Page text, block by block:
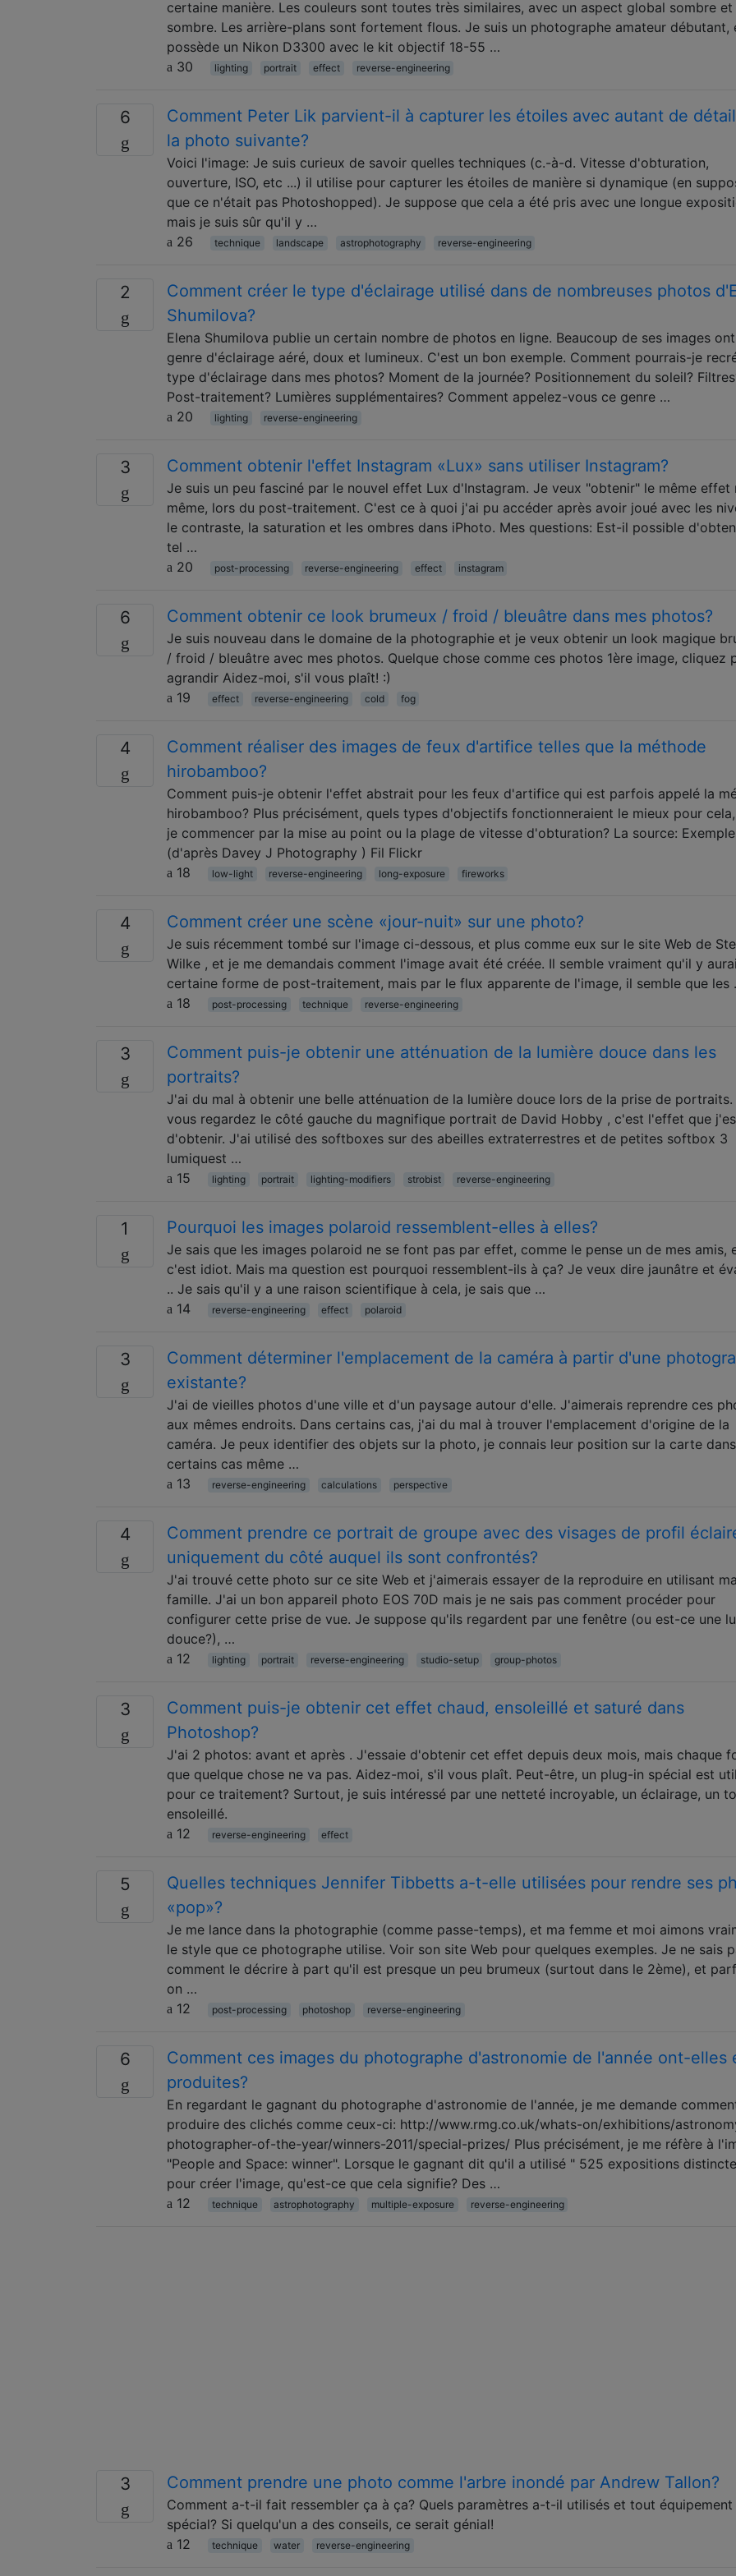
certaine manière. Les couleurs sont toutes très similaires, avec un aspect global sombre et
sombre. Les arrière-plans sont fortement flous. Je suis un photographe amateur débutant,
possède un Nikon D3300 avec le kit objectif 18-55 …
30
lighting portrait effect reverse-engineering
6
Comment Peter Lik parvient-il à capturer les étoiles avec autant de
la photo suivante?
Voici l'image: Je suis curieux de savoir quelles techniques (c.-à-d. Vitesse d'obturation,
ouverture, ISO, etc ...) il utilise pour capturer les étoiles de manière si dynamique (en
que ce n'était pas Photoshopped). Je suppose que cela a été pris avec une longue
mais je suis sûr qu'il y …
26
technique landscape astrophotography reverse-engineering
2
Comment créer le type d'éclairage utilisé dans de nombreuses photos
Shumilova?
Elena Shumilova publie un certain nombre de photos en ligne. Beaucoup de ses images
genre d'éclairage aéré, doux et lumineux. C'est un bon exemple. Comment pourrais-je
type d'éclairage dans mes photos? Moment de la journée? Positionnement du soleil?
Post-traitement? Lumières supplémentaires? Comment appelez-vous ce genre …
20
lighting reverse-engineering
3 Comment obtenir l'effet Instagram «Lux» sans utiliser Instagram?
Je suis un peu fasciné par le nouvel effet Lux d'Instagram. Je veux "obtenir" le même effet
même, lors du post-traitement. C'est ce à quoi j'ai pu accéder après avoir joué avec les
le contraste, la saturation et les ombres dans iPhoto. Mes questions: Est-il possible
tel …
20
post-processing reverse-engineering effect instagram
6 Comment obtenir ce look brumeux / froid / bleuâtre dans mes photos?
Je suis nouveau dans le domaine de la photographie et je veux obtenir un look magique
/ froid / bleuâtre avec mes photos. Quelque chose comme ces photos 1ère image, cliquez
agrandir Aidez-moi, s'il vous plaît! :)
19
effect reverse-engineering cold fog
4
Comment réaliser des images de feux d'artifice telles que la méthode
hirobamboo?
Comment puis-je obtenir l'effet abstrait pour les feux d'artifice qui est parfois appelé la
hirobamboo? Plus précisément, quels types d'objectifs fonctionneraient le mieux pour
je commencer par la mise au point ou la plage de vitesse d'obturation? La source:
(d'après Davey J Photography ) Fil Flickr
18
low-light reverse-engineering long-exposure fireworks
4 Comment créer une scène «jour-nuit» sur une photo?
Je suis récemment tombé sur l'image ci-dessous, et plus comme eux sur le site Web de
Wilke , et je me demandais comment l'image avait été créée. Il semble vraiment qu'il y
certaine forme de post-traitement, mais par le flux apparente de l'image, il semble que les
18
post-processing technique reverse-engineering
3
Comment puis-je obtenir une atténuation de la lumière douce dans les
portraits?
J'ai du mal à obtenir une belle atténuation de la lumière douce lors de la prise de portraits.
vous regardez le côté gauche du magnifique portrait de David Hobby , c'est l'effet que
d'obtenir. J'ai utilisé des softboxes sur des abeilles extraterrestres et de petites softbox 3
lumiquest …
15
lighting portrait lighting-modifiers strobist reverse-engineering
1 Pourquoi les images polaroid ressemblent-elles à elles?
Je sais que les images polaroid ne se font pas par effet, comme le pense un de mes amis,
c'est idiot. Mais ma question est pourquoi ressemblent-ils à ça? Je veux dire jaunâtre et
.. Je sais qu'il y a une raison scientifique à cela, je sais que …
14
reverse-engineering effect polaroid
3
Comment déterminer l'emplacement de la caméra à partir d'une
existante?
J'ai de vieilles photos d'une ville et d'un paysage autour d'elle. J'aimerais reprendre ces
aux mêmes endroits. Dans certains cas, j'ai du mal à trouver l'emplacement d'origine de la
caméra. Je peux identifier des objets sur la photo, je connais leur position sur la carte dans
certains cas même …
13
reverse-engineering calculations perspective
4
Comment prendre ce portrait de groupe avec des visages de profil
uniquement du côté auquel ils sont confrontés?
J'ai trouvé cette photo sur ce site Web et j'aimerais essayer de la reproduire en utilisant ma
famille. J'ai un bon appareil photo EOS 70D mais je ne sais pas comment procéder pour
configurer cette prise de vue. Je suppose qu'ils regardent par une fenêtre (ou est-ce une
douce?), …
12
lighting portrait reverse-engineering studio-setup group-photos
3
Comment puis-je obtenir cet effet chaud, ensoleillé et saturé dans
Photoshop?
J'ai 2 photos: avant et après . J'essaie d'obtenir cet effet depuis deux mois, mais chaque
que quelque chose ne va pas. Aidez-moi, s'il vous plaît. Peut-être, un plug-in spécial est
pour ce traitement? Surtout, je suis intéressé par une netteté incroyable, un éclairage, un
ensoleillé.
12
reverse-engineering effect
5
Quelles techniques Jennifer Tibbetts a-t-elle utilisées pour rendre ses
«pop»?
Je me lance dans la photographie (comme passe-temps), et ma femme et moi aimons
le style que ce photographe utilise. Voir son site Web pour quelques exemples. Je ne sais
comment le décrire à part qu'il est presque un peu brumeux (surtout dans le 2ème), et
on …
12
post-processing photoshop reverse-engineering
6
Comment ces images du photographe d'astronomie de l'année ont-elles
produites?
En regardant le gagnant du photographe d'astronomie de l'année, je me demande
produire des clichés comme ceux-ci: http://www.rmg.co.uk/whats-on/exhibitions/
photographer-of-the-year/winners-2011/special-prizes/ Plus précisément, je me réfère à
"People and Space: winner". Lorsque le gagnant dit qu'il a utilisé " 525 expositions
pour créer l'image, qu'est-ce que cela signifie? Des …
12
technique astrophotography multiple-exposure reverse-engineering
3 Comment prendre une photo comme l'arbre inondé par Andrew Tallon?
Comment a-t-il fait ressembler ça à ça? Quels paramètres a-t-il utilisés et tout équipement
spécial? Si quelqu'un a des conseils, ce serait génial!
12
technique water reverse-engineering